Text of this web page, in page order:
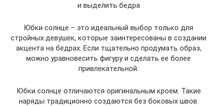
и выделить бедра
Юбки солнце – это идеальный выбор только для
стройных девушек, которые заинтересованы в создании
акцента на бедрах. Если тщательно продумать образ,
можно уравновесить фигуру и сделать ее более
привлекательной.
Юбки солнце отличаются оригинальным кроем. Такие
наряды традиционно создаются без боковых швов.